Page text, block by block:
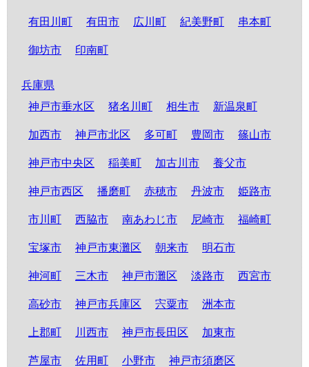
有田川町 有田市 広川町 紀美野町 串本町
御坊市 印南町
兵庫県
神戸市垂水区
猪名川町 相生市 新温泉町
加西市 神戸市北区 多可町 豊岡市 篠山市
神戸市中央区 稲美町 加古川市 養父市
神戸市西区 播磨町 赤穂市 丹波市 姫路市
市川町 西脇市 南あわじ市 尼崎市 福崎町
宝塚市 神戸市東灘区 朝来市 明石市
神河町 三木市 神戸市灘区 淡路市 西宮市
高砂市 神戸市兵庫区 宍粟市 洲本市
上郡町 川西市 神戸市長田区 加東市
芦屋市 佐用町 小野市 神戸市須磨区